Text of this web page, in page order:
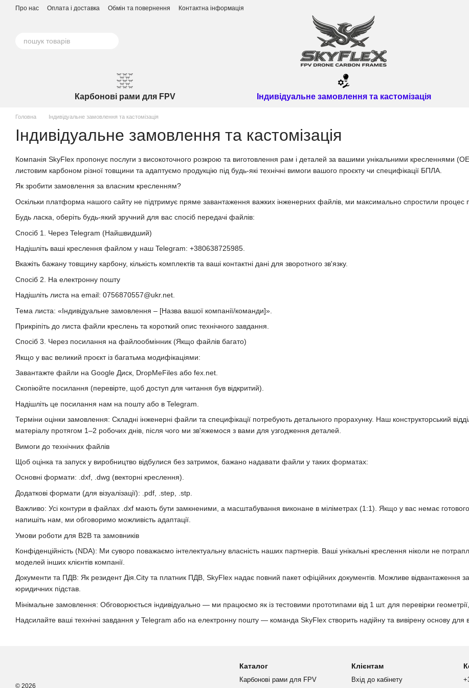
Перейти до основного контенту
Про нас Оплата і доставка Обмін та повернення Контактна інформація
Карбонові рами для FPV Індивідуальне замовлення та кастомізація
Головна Індивідуальне замовлення та кастомізація
Індивідуальне замовлення та кастомізація
Компанія SkyFlex пропонує послуги з високоточного розкрою та виготовлення рам і деталей за вашими унікальними кресленнями
листовим карбоном різної товщини та адаптуємо продукцію під будь-які технічні вимоги вашого проєкту чи специфікації БПЛА.
Як зробити замовлення за власним кресленням?
Оскільки платформа нашого сайту не підтримує пряме завантаження важких інженерних файлів, ми максимально спростили процес
Будь ласка, оберіть будь-який зручний для вас спосіб передачі файлів:
Спосіб 1. Через Telegram (Найшвидший)
Надішліть ваші креслення файлом у наш Telegram: +380638725985.
Вкажіть бажану товщину карбону, кількість комплектів та ваші контактні дані для зворотного зв'язку.
Спосіб 2. На електронну пошту
Надішліть листа на email: 0756870557@ukr.net.
Тема листа: «Індивідуальне замовлення – [Назва вашої компанії/команди]».
Прикріпіть до листа файли креслень та короткий опис технічного завдання.
Спосіб 3. Через посилання на файлообмінник (Якщо файлів багато)
Якщо у вас великий проєкт із багатьма модифікаціями:
Завантажте файли на Google Диск, DropMeFiles або fex.net.
Скопіюйте посилання (перевірте, щоб доступ для читання був відкритий).
Надішліть це посилання нам на пошту або в Telegram.
Терміни оцінки замовлення: Складні інженерні файли та специфікації потребують детального прорахунку. Наш конструкторський
матеріалу протягом 1–2 робочих днів, після чого ми зв'яжемося з вами для узгодження деталей.
Вимоги до технічних файлів
Щоб оцінка та запуск у виробництво відбулися без затримок, бажано надавати файли у таких форматах:
Основні формати: .dxf, .dwg (векторні креслення).
Додаткові формати (для візуалізації): .pdf, .step, .stp.
Важливо: Усі контури в файлах .dxf мають бути замкненими, а масштабування виконане в міліметрах (1:1). Якщо у вас немає
напишіть нам, ми обговоримо можливість адаптації.
Умови роботи для B2B та замовників
Конфіденційність (NDA): Ми суворо поважаємо інтелектуальну власність наших партнерів. Ваші унікальні креслення ніколи не
моделей інших клієнтів компанії.
Документи та ПДВ: Як резидент Дія.City та платник ПДВ, SkyFlex надає повний пакет офіційних документів. Можливе відвантаження
юридичних підстав.
Мінімальне замовлення: Обговорюється індивідуально — ми працюємо як із тестовими прототипами від 1 шт. для перевірки
Надсилайте ваші технічні завдання у Telegram або на електронну пошту — команда SkyFlex створить надійну та вивірену основу для
© 2026
Каталог
Карбонові рами для FPV
Клієнтам
Вхід до кабінету